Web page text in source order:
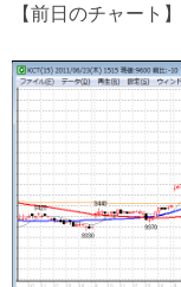
【前日のチャート】